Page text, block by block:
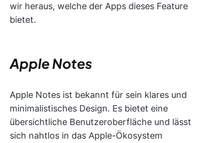
wir heraus, welche der Apps dieses Feature
bietet.
Apple Notes
Apple Notes ist bekannt für sein klares und
minimalistisches Design. Es bietet eine
übersichtliche Benutzeroberfläche und lässt
sich nahtlos in das Apple-Ökosystem